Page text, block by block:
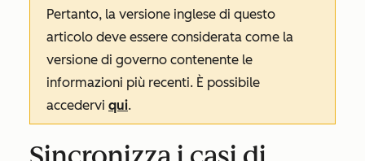
Pertanto, la versione inglese di questo
articolo deve essere considerata come la
versione di governo contenente le
informazioni più recenti. È possibile
accedervi qui.